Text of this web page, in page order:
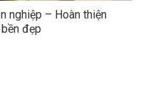
nghiệp – Hoàn thiện
đẹp